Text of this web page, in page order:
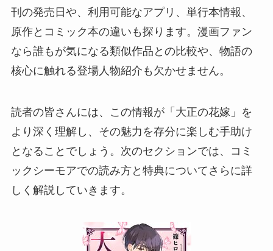
刊の発売日や、利用可能なアプリ、単行本情報、
原作とコミック本の違いも探ります。漫画ファン
なら誰もが気になる類似作品との比較や、物語の
核心に触れる登場人物紹介も欠かせません。
読者の皆さんには、この情報が「大正の花嫁」を
より深く理解し、その魅力を存分に楽しむ手助け
となることでしょう。次のセクションでは、コミ
ックシーモアでの読み方と特典についてさらに詳
しく解説していきます。